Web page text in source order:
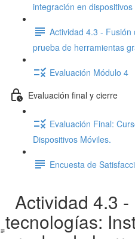
integración en dispositivos
Actividad 4.3 -
prueba de herramientas
Evaluación Módulo 4
Evaluación final y cierre
Evaluación Final:
Dispositivos Móviles.
Encuesta de
Actividad 4.3
tecnologías: